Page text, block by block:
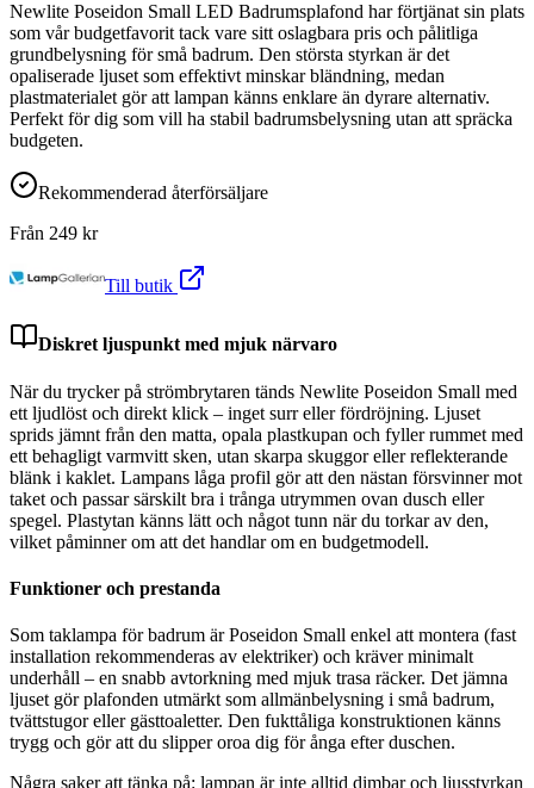
Newlite Poseidon Small LED Badrumsplafond har förtjänat sin plats
som vår budgetfavorit tack vare sitt oslagbara pris och pålitliga
grundbelysning för små badrum. Den största styrkan är det
opaliserade ljuset som effektivt minskar bländning, medan
plastmaterialet gör att lampan känns enklare än dyrare alternativ.
Perfekt för dig som vill ha stabil badrumsbelysning utan att spräcka
budgeten.
Rekommenderad återförsäljare
Från 249 kr
Till butik
Diskret ljuspunkt med mjuk närvaro
När du trycker på strömbrytaren tänds Newlite Poseidon Small med
ett ljudlöst och direkt klick – inget surr eller fördröjning. Ljuset
sprids jämnt från den matta, opala plastkupan och fyller rummet med
ett behagligt varmvitt sken, utan skarpa skuggor eller reflekterande
blänk i kaklet. Lampans låga profil gör att den nästan försvinner mot
taket och passar särskilt bra i trånga utrymmen ovan dusch eller
spegel. Plastytan känns lätt och något tunn när du torkar av den,
vilket påminner om att det handlar om en budgetmodell.
Funktioner och prestanda
Som taklampa för badrum är Poseidon Small enkel att montera (fast
installation rekommenderas av elektriker) och kräver minimalt
underhåll – en snabb avtorkning med mjuk trasa räcker. Det jämna
ljuset gör plafonden utmärkt som allmänbelysning i små badrum,
tvättstugor eller gästtoaletter. Den fukttåliga konstruktionen känns
trygg och gör att du slipper oroa dig för ånga efter duschen.
Några saker att tänka på: lampan är inte alltid dimbar och ljusstyrkan